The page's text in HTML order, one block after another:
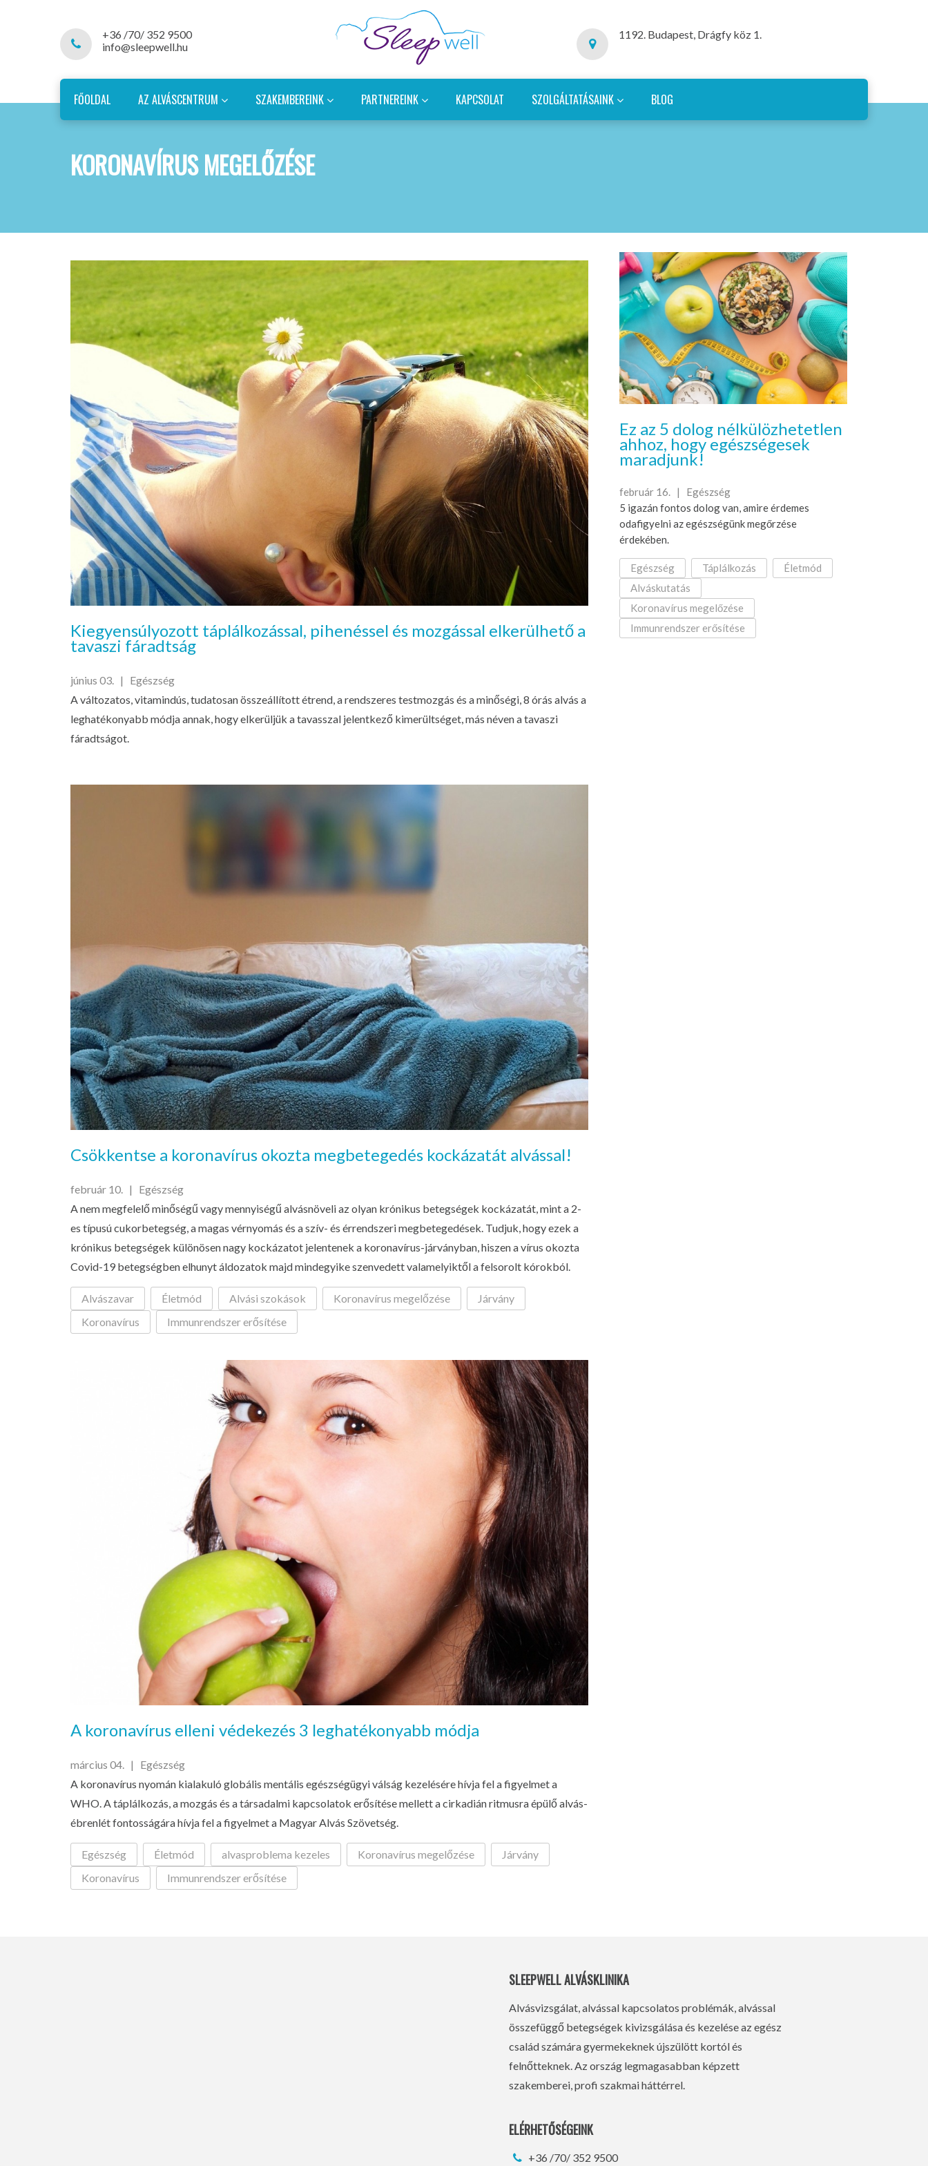
+36 /70/ 352 9500
info@sleepwell.hu
1192. Budapest, Drágfy köz 1.
FŐOLDAL AZ ALVÁSCENTRUM SZAKEMBEREINK PARTNEREINK KAPCSOLAT SZOLGÁLTATÁSAINK BLOG
KORONAVÍRUS MEGELŐZÉSE
Kiegyensúlyozott táplálkozással, pihenéssel és mozgással elkerülhető a
tavaszi fáradtság
június 03. | Egészség
A változatos, vitamindús, tudatosan összeállított étrend, a rendszeres testmozgás és a minőségi, 8 órás alvás a
leghatékonyabb módja annak, hogy elkerüljük a tavasszal jelentkező kimerültséget, más néven a tavaszi
fáradtságot.
Csökkentse a koronavírus okozta megbetegedés kockázatát alvással!
február 10. | Egészség
A nem megfelelő minőségű vagy mennyiségű alvásnöveli az olyan krónikus betegségek kockázatát, mint a 2-
es típusú cukorbetegség, a magas vérnyomás és a szív- és érrendszeri megbetegedések. Tudjuk, hogy ezek a
krónikus betegségek különösen nagy kockázatot jelentenek a koronavírus-járványban, hiszen a vírus okozta
Covid-19 betegségben elhunyt áldozatok majd mindegyike szenvedett valamelyiktől a felsorolt kórokból.
Alvászavar Életmód Alvási szokások Koronavírus megelőzése
Járvány
Koronavírus
Immunrendszer erősítése
A koronavírus elleni védekezés 3 leghatékonyabb módja
március 04. | Egészség
A koronavírus nyomán kialakuló globális mentális egészségügyi válság kezelésére hívja fel a figyelmet a
WHO. A táplálkozás, a mozgás és a társadalmi kapcsolatok erősítése mellett a cirkadián ritmusra épülő alvás-
ébrenlét fontosságára hívja fel a figyelmet a Magyar Alvás Szövetség.
Egészség Életmód alvasproblema kezeles Koronavírus megelőzése
Járvány
Koronavírus
Immunrendszer erősítése
Ez az 5 dolog nélkülözhetetlen
ahhoz, hogy egészségesek
maradjunk!
február 16. | Egészség
5 igazán fontos dolog van, amire érdemes
odafigyelni az egészségünk megőrzése
érdekében.
Egészség Táplálkozás
Életmód
Alváskutatás
Koronavírus megelőzése
Immunrendszer erősítése
SLEEPWELL ALVÁSKLINIKA
Alvásvizsgálat, alvással kapcsolatos problémák, alvással
összefüggő betegségek kivizsgálása és kezelése az egész
család számára gyermekeknek újszülött kortól és
felnőtteknek. Az ország legmagasabban képzett
szakemberei, profi szakmai háttérrel.
ELÉRHETŐSÉGEINK
+36 /70/ 352 9500